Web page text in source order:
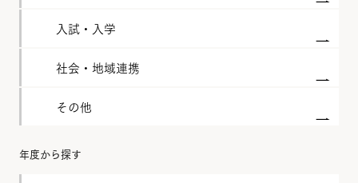
入試・入学
社会・地域連携
その他
年度から探す